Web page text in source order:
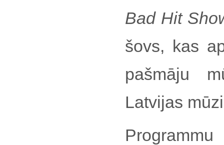
Bad Hit
šovs, kas
pašmāju
Latvijas